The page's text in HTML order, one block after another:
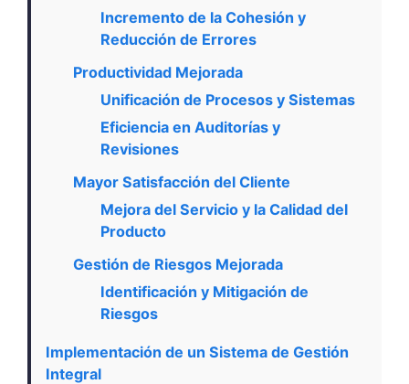
Incremento de la Cohesión y
Reducción de Errores
Productividad Mejorada
Unificación de Procesos y Sistemas
Eficiencia en Auditorías y
Revisiones
Mayor Satisfacción del Cliente
Mejora del Servicio y la Calidad del
Producto
Gestión de Riesgos Mejorada
Identificación y Mitigación de
Riesgos
Implementación de un Sistema de Gestión
Integral